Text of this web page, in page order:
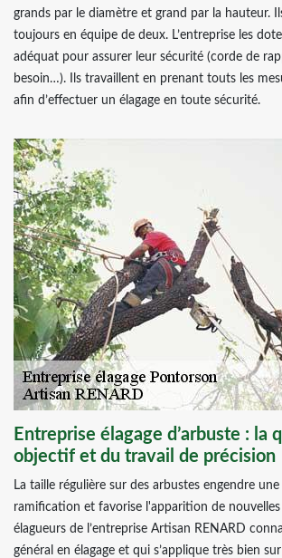
grands par le diamètre et grand par la hauteur.
toujours en équipe de deux. L’entreprise les
adéquat pour assurer leur sécurité (corde de
besoin…). Ils travaillent en prenant touts les
afin d’effectuer un élagage en toute sécurité.
Entreprise élagage d’arbuste : la
objectif et du travail de précision
La taille régulière sur des arbustes engendre
ramification et favorise l'apparition de nouvelles
élagueurs de l’entreprise Artisan RENARD
général en élagage et qui s’applique très bien